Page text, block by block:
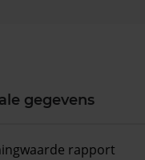
gegevens
rapport